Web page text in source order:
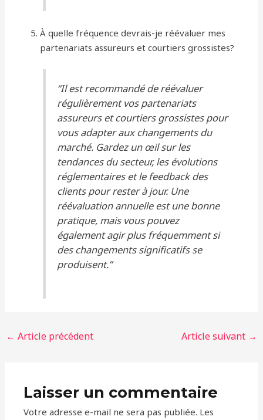
À quelle fréquence devrais-je réévaluer mes
partenariats assureurs et courtiers grossistes?
“Il est recommandé de réévaluer
régulièrement vos partenariats
assureurs et courtiers grossistes pour
vous adapter aux changements du
marché. Gardez un œil sur les
tendances du secteur, les évolutions
réglementaires et le feedback des
clients pour rester à jour. Une
réévaluation annuelle est une bonne
pratique, mais vous pouvez
également agir plus fréquemment si
des changements significatifs se
produisent.”
← Article précédent Article suivant →
Laisser un commentaire
Votre adresse e-mail ne sera pas publiée. Les